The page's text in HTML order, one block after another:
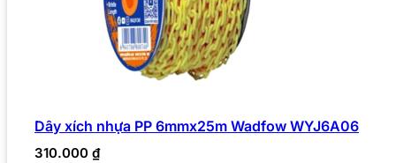
Dây xích nhựa PP 6mmx25m Wadfow WYJ6A06
310.000 ₫